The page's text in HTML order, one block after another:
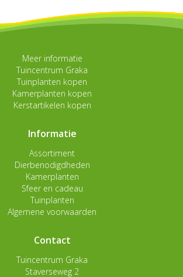
Meer informatie
Tuincentrum Graka
Tuinplanten kopen
Kamerplanten kopen
Kerstartikelen kopen
Informatie
Assortiment
Dierbenodigdheden
Kamerplanten
Sfeer en cadeau
Tuinplanten
Algemene voorwaarden
Contact
Tuincentrum Graka
Staverseweg 2